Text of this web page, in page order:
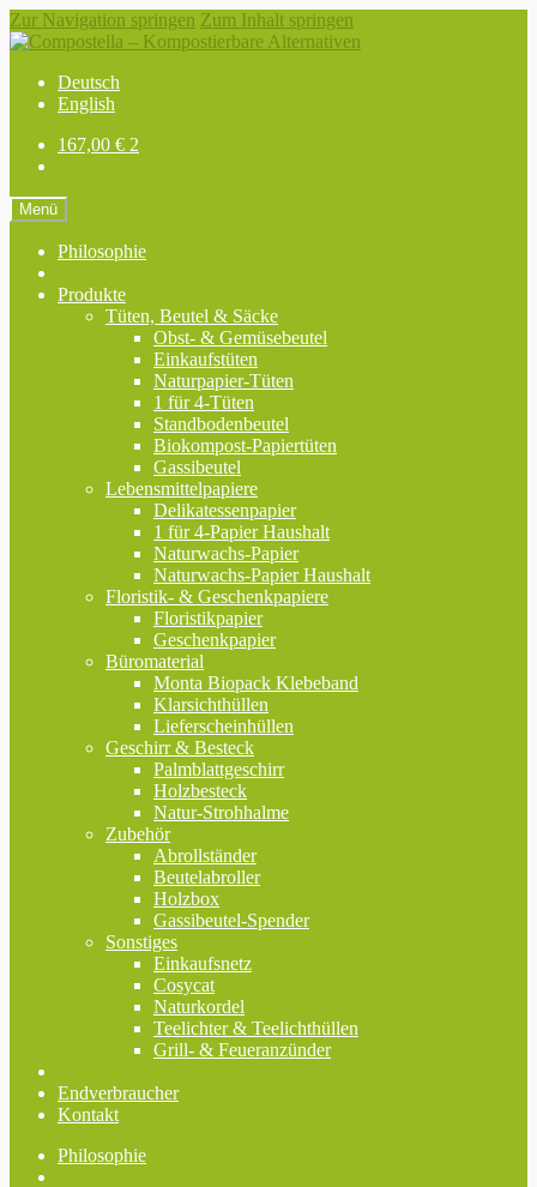
Zur Navigation springen Zum Inhalt springen
Deutsch
English
167,00 € 2
Menü
Philosophie
Produkte
Tüten, Beutel & Säcke
Obst- & Gemüsebeutel
Einkaufstüten
Naturpapier-Tüten
1 für 4-Tüten
Standbodenbeutel
Biokompost-Papiertüten
Gassibeutel
Lebensmittelpapiere
Delikatessenpapier
1 für 4-Papier Haushalt
Naturwachs-Papier
Naturwachs-Papier Haushalt
Floristik- & Geschenkpapiere
Floristikpapier
Geschenkpapier
Büromaterial
Monta Biopack Klebeband
Klarsichthüllen
Lieferscheinhüllen
Geschirr & Besteck
Palmblattgeschirr
Holzbesteck
Natur-Strohhalme
Zubehör
Abrollständer
Beutelabroller
Holzbox
Gassibeutel-Spender
Sonstiges
Einkaufsnetz
Cosycat
Naturkordel
Teelichter & Teelichthüllen
Grill- & Feueranzünder
Endverbraucher
Kontakt
Philosophie